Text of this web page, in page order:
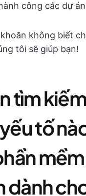
công các dự
không biết
tôi sẽ giúp bạn!
tìm kiếm
tố
dành